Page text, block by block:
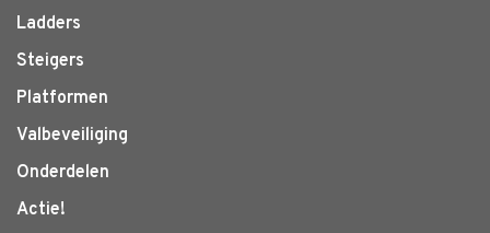
Ladders
Steigers
Platformen
Valbeveiliging
Onderdelen
Actie!